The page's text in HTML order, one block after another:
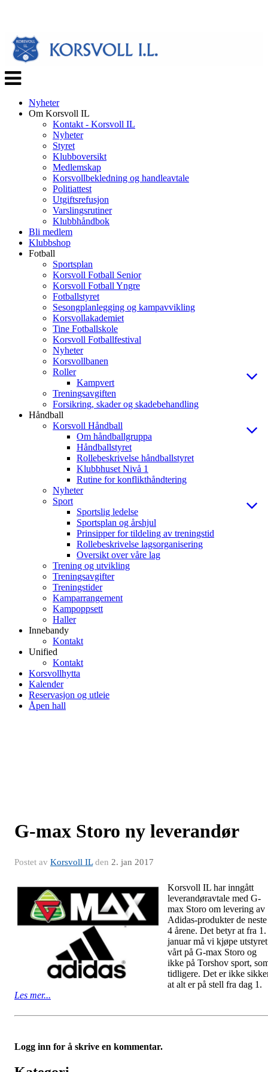
Veksle
navigasjon
Nyheter
Om Korsvoll IL
Kontakt - Korsvoll IL
Nyheter
Styret
Klubboversikt
Medlemskap
Korsvollbekledning og handleavtale
Politiattest
Utgiftsrefusjon
Varslingsrutiner
Klubbhåndbok
Bli medlem
Klubbshop
Fotball
Sportsplan
Korsvoll Fotball Senior
Korsvoll Fotball Yngre
Fotballstyret
Sesongplanlegging og kampavvikling
Korsvollakademiet
Tine Fotballskole
Korsvoll Fotballfestival
Nyheter
Korsvollbanen
Roller
Kampvert
Treningsavgiften
Forsikring, skader og skadebehandling
Håndball
Korsvoll Håndball
Om håndballgruppa
Håndballstyret
Rollebeskrivelse håndballstyret
Klubbhuset Nivå 1
Rutine for konflikthåndtering
Nyheter
Sport
Sportslig ledelse
Sportsplan og årshjul
Prinsipper for tildeling av treningstid
Rollebeskrivelse lagsorganisering
Oversikt over våre lag
Trening og utvikling
Treningsavgifter
Treningstider
Kamparrangement
Kampoppsett
Haller
Innebandy
Kontakt
Unified
Kontakt
Korsvollhytta
Kalender
Reservasjon og utleie
Åpen hall
G-max Storo ny leverandør
Postet av Korsvoll ILden 2. jan 2017
Korsvoll IL har inngått
leverandøravtale med G-
max Storo om levering av
Adidas-produkter de neste
4 årene. Det betyr at fra 1.
januar må vi kjøpe utstyret
vårt på G-max Storo og
ikke på Torshov sport,
tidligere. Det er ikke
at alt er på stell fra dag 1.
Les mer...
Logg inn for å skrive en kommentar.